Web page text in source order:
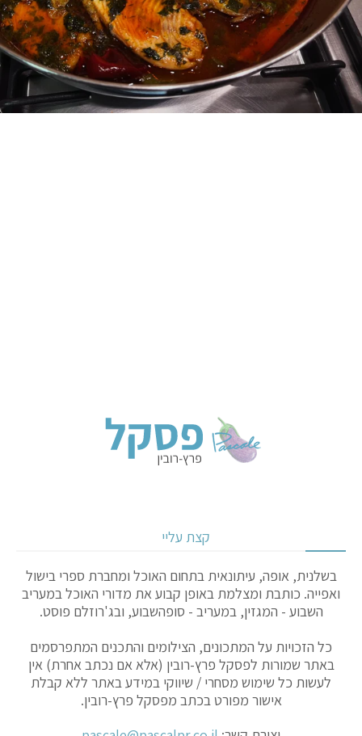
קצת עליי
בשלנית, אופה, עיתונאית בתחום האוכל ומחברת ספרי בישול
ואפייה. כותבת ומצלמת באופן קבוע את מדורי האוכל במעריב
השבוע - המגזין, במעריב - סופהשבוע, ובג'רוזלם פוסט.
כל הזכויות על המתכונים, הצילומים והתכנים המתפרסמים
באתר שמורות לפסקל פרץ-רובין (אלא אם נכתב אחרת) אין
לעשות כל שימוש מסחרי / שיווקי במידע באתר ללא קבלת
אישור מפורט בכתב מפסקל פרץ-רובין.